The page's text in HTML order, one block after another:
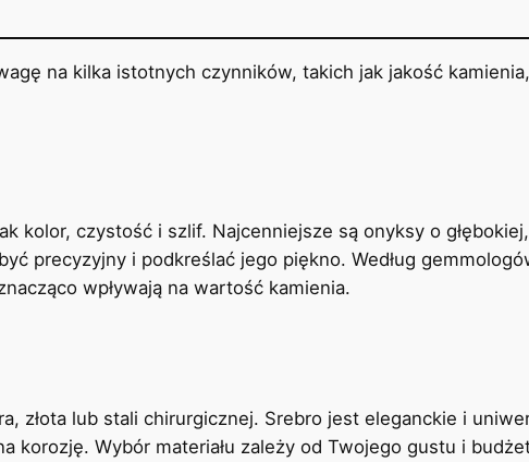
na kilka istotnych czynników, takich jak jakość
kolor, czystość i szlif. Najcenniejsze są onyksy o
precyzyjny i podkreślać jego piękno. Według
wpływają na wartość kamienia.
złota lub stali chirurgicznej. Srebro jest eleganckie i
korozję. Wybór materiału zależy od Twojego gustu i